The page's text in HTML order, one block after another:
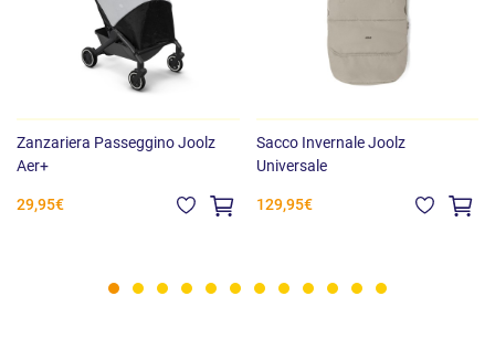
Zanzariera Passeggino Joolz
Aer+
29,95€
Sacco Invernale Joolz
Universale
129,95€